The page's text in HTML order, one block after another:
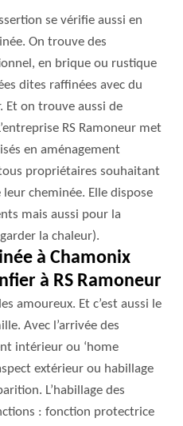
se vérifie aussi en
On trouve des
en brique ou rustique
dites raffinées avec du
on trouve aussi de
RS Ramoneur met
en aménagement
propriétaires souhaitant
cheminée. Elle dispose
mais aussi pour la
la chaleur).
à Chamonix
à RS Ramoneur
amoureux. Et c’est aussi le
Avec l’arrivée des
intérieur ou ‘home
extérieur ou habillage
L’habillage des
: fonction protectrice